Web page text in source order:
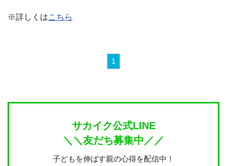
※詳しくはこちら
1
サカイク公式LINE
＼＼友だち募集中／／
子どもを伸ばす親の心得を配信中！